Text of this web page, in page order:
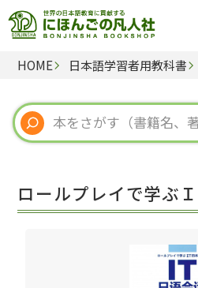
HOME 日本語学習者用教科書
ロールプレイで学ぶ